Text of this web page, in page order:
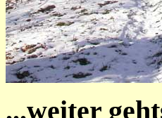
...weiter